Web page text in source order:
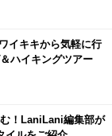
イキキから気軽に行
ハイキングツアー
！LaniLani編集部が